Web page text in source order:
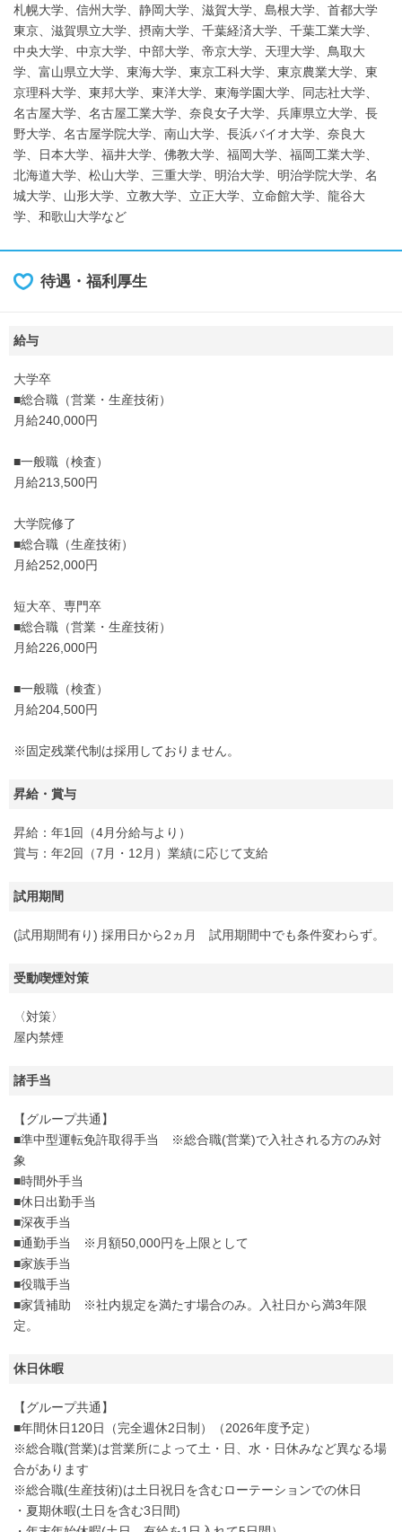
札幌大学、信州大学、静岡大学、滋賀大学、島根大学、首都大学
東京、滋賀県立大学、摂南大学、千葉経済大学、千葉工業大学、
中央大学、中京大学、中部大学、帝京大学、天理大学、鳥取大
学、富山県立大学、東海大学、東京工科大学、東京農業大学、東
京理科大学、東邦大学、東洋大学、東海学園大学、同志社大学、
名古屋大学、名古屋工業大学、奈良女子大学、兵庫県立大学、長
野大学、名古屋学院大学、南山大学、長浜バイオ大学、奈良大
学、日本大学、福井大学、佛教大学、福岡大学、福岡工業大学、
北海道大学、松山大学、三重大学、明治大学、明治学院大学、名
城大学、山形大学、立教大学、立正大学、立命館大学、龍谷大
学、和歌山大学など
待遇・福利厚生
給与
大学卒
■総合職（営業・生産技術）
月給240,000円
■一般職（検査）
月給213,500円
大学院修了
■総合職（生産技術）
月給252,000円
短大卒、専門卒
■総合職（営業・生産技術）
月給226,000円
■一般職（検査）
月給204,500円
※固定残業代制は採用しておりません。
昇給・賞与
昇給：年1回（4月分給与より）
賞与：年2回（7月・12月）業績に応じて支給
試用期間
(試用期間有り) 採用日から2ヵ月 試用期間中でも条件変わらず。
受動喫煙対策
〈対策〉
屋内禁煙
諸手当
【グループ共通】
■準中型運転免許取得手当 ※総合職(営業)で入社される方のみ対
象
■時間外手当
■休日出勤手当
■深夜手当
■通勤手当 ※月額50,000円を上限として
■家族手当
■役職手当
■家賃補助 ※社内規定を満たす場合のみ。入社日から満3年限
定。
休日休暇
【グループ共通】
■年間休日120日（完全週休2日制）（2026年度予定）
※総合職(営業)は営業所によって土・日、水・日休みなど異なる場
合があります
※総合職(生産技術)は土日祝日を含むローテーションでの休日
・夏期休暇(土日を含む3日間)